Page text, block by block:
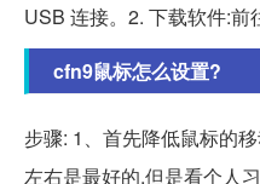
USB 连接。2. 下载软件:前
cfn9鼠标怎么设置?
步骤: 1、首先降低鼠标的
左右是最好的,但是看个人